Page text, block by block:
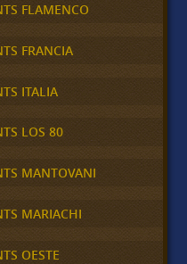
FLAMENCO
FRANCIA
ITALIA
LOS 80
MANTOVANI
MARIACHI
OESTE